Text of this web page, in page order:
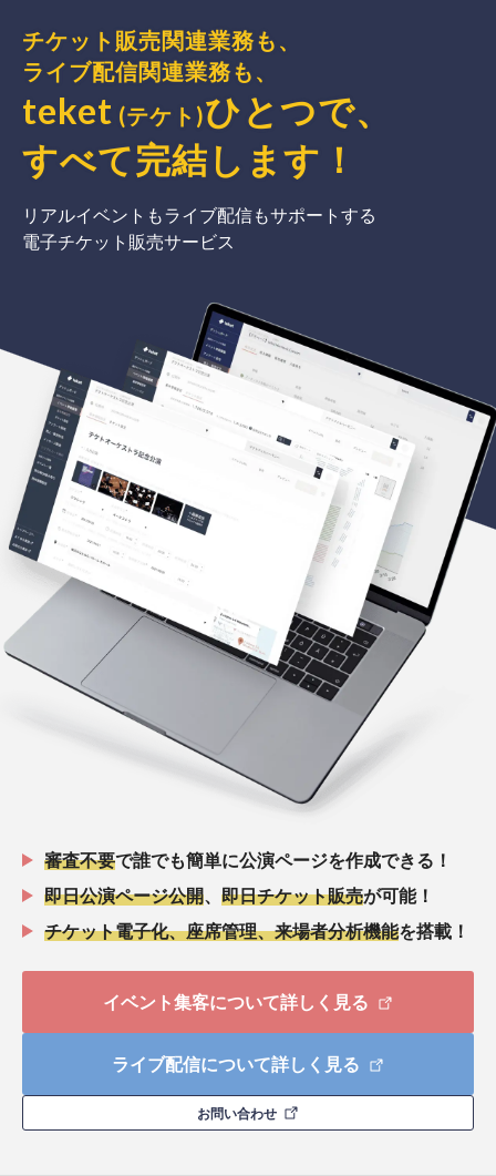
チケット販売関連業務も、
ライブ配信関連業務も、
teket (テケト)ひとつで、
すべて完結 します ！
リアルイベントもライブ配信もサポートする
電子チケット販売サービス
審査不要で誰でも簡単に公演ページを作成できる！
即日公演ページ公開
即日チケット販売が可能！
チケット電子化、座席管理、来場者分析機能を搭載！
イベント集客について詳しく見る
ライブ配信について詳しく見る
お問い合わせ